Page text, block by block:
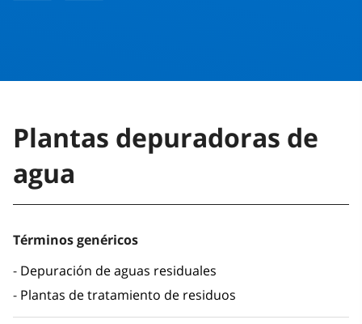
Plantas depuradoras de
agua
Términos genéricos
Depuración de aguas residuales
Plantas de tratamiento de residuos